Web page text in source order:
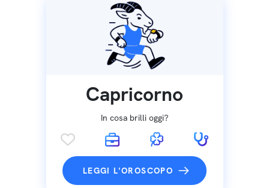
Capricorno
In cosa brilli oggi?
LEGGI L'OROSCOPO